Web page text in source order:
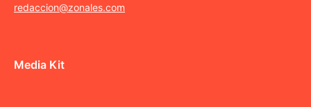
redaccion@zonales.com
Media Kit